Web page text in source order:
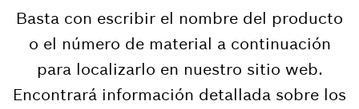
Basta con escribir el nombre del producto
o el número de material a continuación
para localizarlo en nuestro sitio web.
Encontrará información detallada sobre los